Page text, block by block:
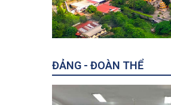
ĐẢNG - ĐOÀN THỂ